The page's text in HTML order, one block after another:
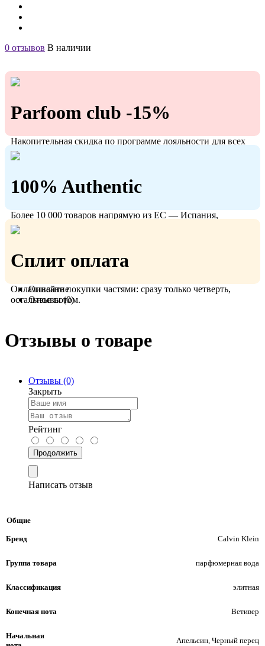
0 отзывов В наличии
Parfoom club -15%
Накопительная скидка по программе лояльности для всех
кто с нами!
100% Authentic
Более 10 000 товаров напрямую из ЕС — Испания,
Польша, Германия.
Сплит оплата
Оплачивайте покупки частями: сразу только четверть,
остальное потом.
Описание
Отзывы (0)
Отзывы о товаре
Отзывы (0)
Закрыть
Рейтинг
Продолжить
Написать отзыв
Общие
Бренд Calvin Klein
Группа товара парфюмерная вода
Классификация элитная
Конечная нота Ветивер
Начальная
Апельсин, Черный перец